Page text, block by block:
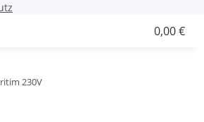
0,00 €
230V